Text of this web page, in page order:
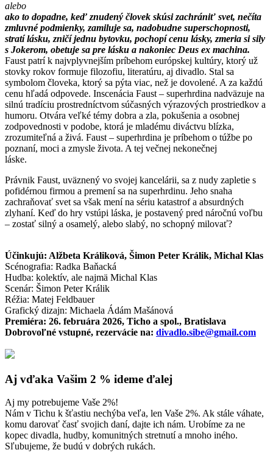
alebo
ako to dopadne, keď znudený človek skúsi zachrániť svet, nečíta
zmluvné podmienky, zamiluje sa, nadobudne superschopnosti,
stratí lásku, zničí jednu bytovku, pochopí cenu lásky, zmeria si sily
s Jokerom, obetuje sa pre lásku a nakoniec Deus ex machina.
Faust patrí k najvplyvnejším príbehom európskej kultúry, ktorý už
stovky rokov formuje filozofiu, literatúru, aj divadlo. Stal sa
symbolom človeka, ktorý sa pýta viac, než je dovolené. A za každú
cenu hľadá odpovede. Inscenácia Faust – superhrdina nadväzuje na
silnú tradíciu prostredníctvom súčasných výrazových prostriedkov a
humoru. Otvára veľké témy dobra a zla, pokušenia a osobnej
zodpovednosti v podobe, ktorá je mladému diváctvu blízka,
zrozumiteľná a živá. Faust – superhrdina je príbehom o túžbe po
poznaní, moci a zmysle života. A tej večnej nekonečnej
láske.
Právnik Faust, uväznený vo svojej kancelárii, sa z nudy zapletie s
pofidérnou firmou a premení sa na superhrdinu. Jeho snaha
zachraňovať svet sa však mení na sériu katastrof a absurdných
zlyhaní. Keď do hry vstúpi láska, je postavený pred náročnú voľbu
– zostať silný a osamelý, alebo slabý, no schopný milovať?
Účinkujú: Alžbeta Králiková, Šimon Peter Králik, Michal Klas
Scénografia: Radka Baňacká
Hudba: kolektív, ale najmä Michal Klas
Scenár: Šimon Peter Králik
Réžia: Matej Feldbauer
Grafický dizajn: Michaela Ádám Mašánová
Premiéra: 26. februára 2026, Ticho a spol., Bratislava
Dobrovoľné vstupné, rezervácie na: divadlo.sibe@gmail.com
Aj vďaka Vašim 2 % ideme ďalej
Aj my potrebujeme Vaše 2%!
Nám v Tichu k šťastiu nechýba veľa, len Vaše 2%. Ak stále váhate,
komu darovať časť svojich daní, dajte ich nám. Urobíme za ne
kopec divadla, hudby, komunitných stretnutí a mnoho iného.
Sľubujeme, že budú v dobrých rukách.